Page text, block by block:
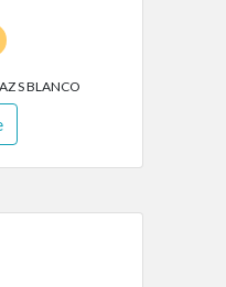
S BLANCO